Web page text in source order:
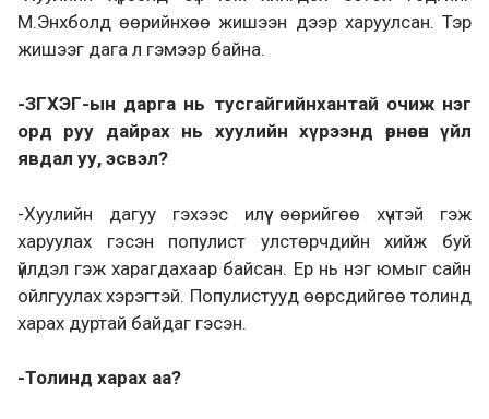
М.Энхболд өөрийнхөө жишээн дээр харуулсан. Тэр
жишээг дага л гэмээр байна.
-ЗГХЭГ-ын дарга нь тусгайгийнхантай очиж нэг
орд руу дайрах нь хуулийн хүрээнд өрнөсөн үйл
явдал уу, эсвэл?
-Хуулийн дагуу гэхээс илүү өөрийгөө хүчтэй гэж
харуулах гэсэн популист улстөрчдийн хийж буй
үйлдэл гэж харагдахаар байсан. Ер нь нэг юмыг сайн
ойлгуулах хэрэгтэй. Популистууд өөрсдийгөө толинд
харах дуртай байдаг гэсэн.
-Толинд харах аа?